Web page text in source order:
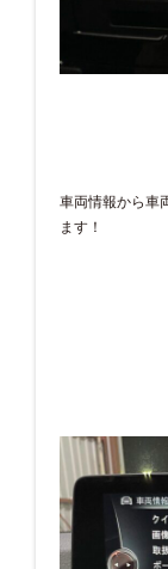
車両情報から車
ます！